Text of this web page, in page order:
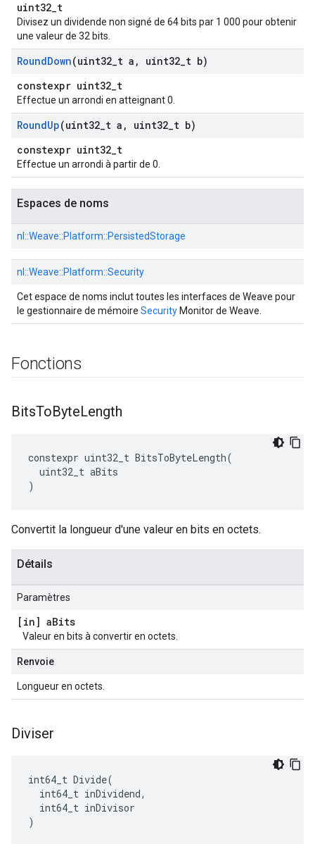
uint32_t
Divisez un dividende non signé de 64 bits par 1 000 pour obtenir
une valeur de 32 bits.
RoundDown(uint32 t a , uint32 t b)
constexpr uint32_t
Effectue un arrondi en atteignant 0.
RoundUp(uint32 t a , uint32 t b)
constexpr uint32_t
Effectue un arrondi à partir de 0.
Espaces de noms
nl::Weave::Platform::PersistedStorage
nl::Weave::Platform::Security
Cet espace de noms inclut toutes les interfaces de Weave pour
le gestionnaire de mémoire Security Monitor de Weave.
Fonctions
BitsToByteLength
constexpr uint32_t BitsToByteLength(
uint32_t aBits
)
Convertit la longueur d'une valeur en bits en octets.
Détails
Paramètres
[in] aBits
Valeur en bits à convertir en octets.
Renvoie
Longueur en octets.
Diviser
int64_t Divide(
  int64_t inDividend,
  int64_t inDivisor
)